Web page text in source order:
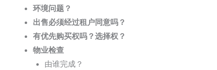
环境问题？
出售必须经过租户同意吗？
有优先购买权吗？选择权？
物业检查
由谁完成？